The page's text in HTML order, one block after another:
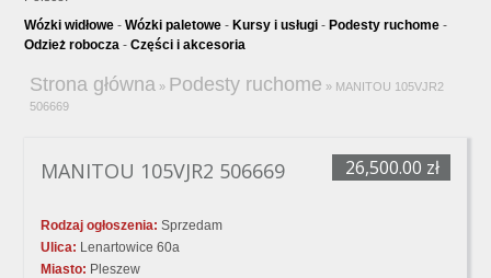
Wózki widłowe -Wózki paletowe - Kursy i usługi - Podesty ruchome -
Odzież robocza -Części i akcesoria
Strona główna » Podesty ruchome » MANITOU 105VJR2
506669
26,500.00 zł
MANITOU 105VJR2 506669
Rodzaj ogłoszenia: Sprzedam
Ulica: Lenartowice 60a
Miasto: Pleszew